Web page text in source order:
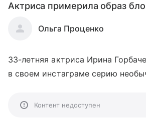
Актриса примерила образ
Ольга Проценко
33-летняя актриса Ирина
в своем инстаграме серию
Контент недоступен